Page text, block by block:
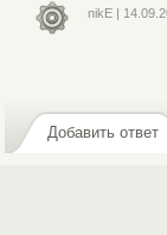
nikE |
Добавить ответ